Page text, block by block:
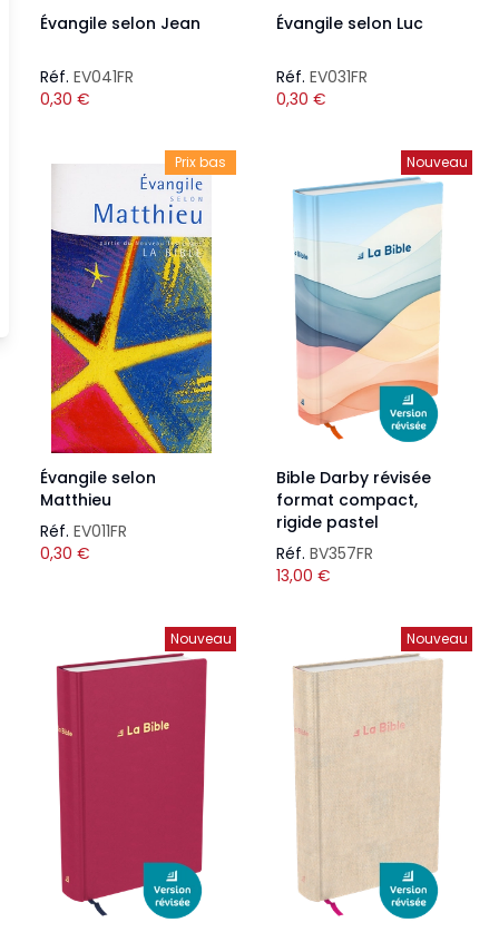
Évangile selon Jean
Réf. EV041FR
0,30 €
Évangile selon Luc
Réf. EV031FR
0,30 €
Prix bas
Évangile selon
Matthieu
Réf. EV011FR
0,30 €
Nouveau
Bible Darby révisée
format compact,
rigide pastel
Réf. BV357FR
13,00 €
Nouveau Nouveau